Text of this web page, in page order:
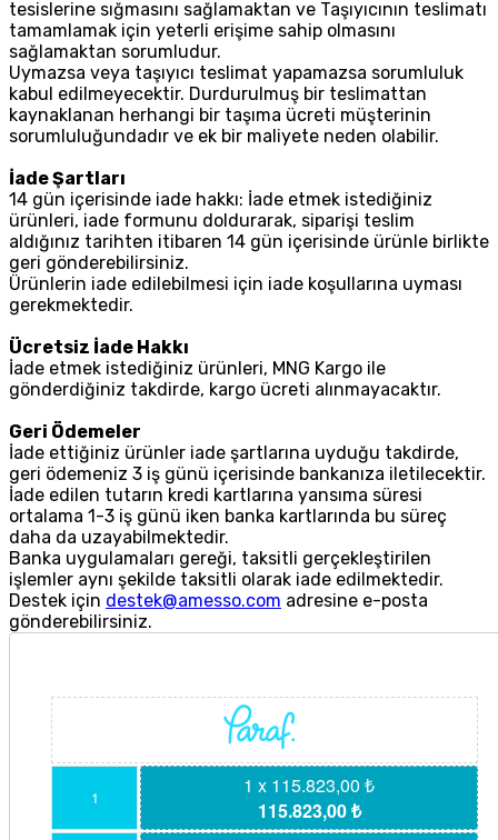
tesislerine sığmasını sağlamaktan ve Taşıyıcının teslimatı
tamamlamak için yeterli erişime sahip olmasını
sağlamaktan sorumludur.
Uymazsa veya taşıyıcı teslimat yapamazsa sorumluluk
kabul edilmeyecektir. Durdurulmuş bir teslimattan
kaynaklanan herhangi bir taşıma ücreti müşterinin
sorumluluğundadır ve ek bir maliyete neden olabilir.
İade Şartları
14 gün içerisinde iade hakkı: İade etmek istediğiniz
ürünleri, iade formunu doldurarak, siparişi teslim
aldığınız tarihten itibaren 14 gün içerisinde ürünle birlikte
geri gönderebilirsiniz.
Ürünlerin iade edilebilmesi için iade koşullarına uyması
gerekmektedir.
Ücretsiz İade Hakkı
İade etmek istediğiniz ürünleri, MNG Kargo ile
gönderdiğiniz takdirde, kargo ücreti alınmayacaktır.
Geri Ödemeler
İade ettiğiniz ürünler iade şartlarına uyduğu takdirde,
geri ödemeniz 3 iş günü içerisinde bankanıza iletilecektir.
İade edilen tutarın kredi kartlarına yansıma süresi
ortalama 1-3 iş günü iken banka kartlarında bu süreç
daha da uzayabilmektedir.
Banka uygulamaları gereği, taksitli gerçekleştirilen
işlemler aynı şekilde taksitli olarak iade edilmektedir.
Destek için destek@amesso.com adresine e-posta
gönderebilirsiniz.
1
1 x 115.823,00 ₺
115.823,00 ₺